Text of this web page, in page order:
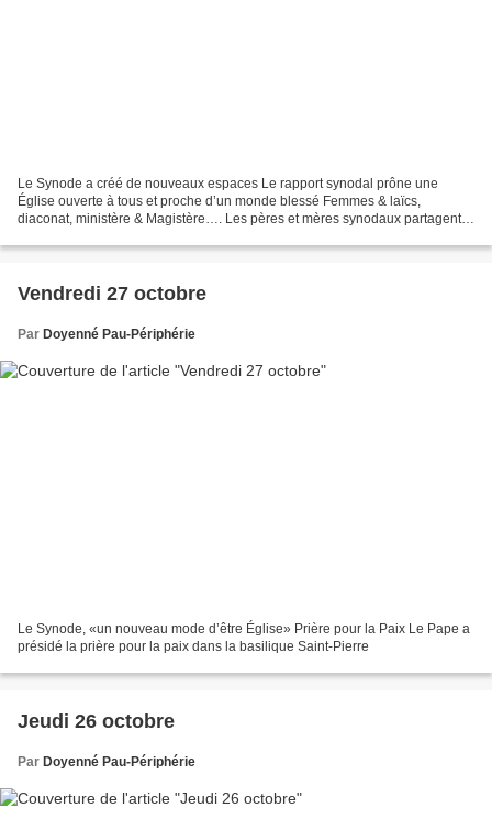
Le Synode a créé de nouveaux espaces Le rapport synodal prône une
Église ouverte à tous et proche d’un monde blessé Femmes & laïcs,
diaconat, ministère & Magistère…. Les pères et mères synodaux partagent
Vendredi 27 octobre
Par Doyenné Pau-Périphérie
Le Synode, «un nouveau mode d’être Église» Prière pour la Paix Le Pape a
présidé la prière pour la paix dans la basilique Saint-Pierre
Jeudi 26 octobre
Par Doyenné Pau-Périphérie